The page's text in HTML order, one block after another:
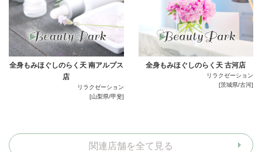
全身もみほぐしのらく天 南アルプス
店
リラクゼーション
[山梨県/甲斐]
全身もみほぐしのらく天 古河店
リラクゼーション
[茨城県/古河]
関連店舗を全て見る